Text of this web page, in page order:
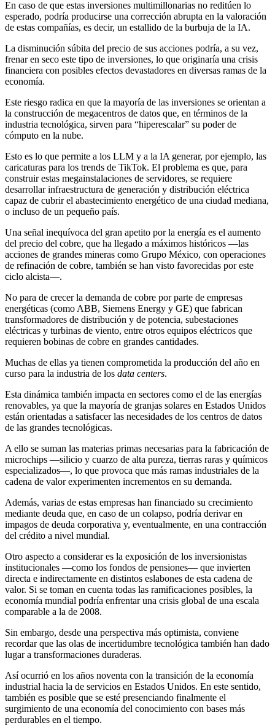
En caso de que estas inversiones multimillonarias no reditúen lo
esperado, podría producirse una corrección abrupta en la valoración
de estas compañías, es decir, un estallido de la burbuja de la IA.
La disminución súbita del precio de sus acciones podría, a su vez,
frenar en seco este tipo de inversiones, lo que originaría una crisis
financiera con posibles efectos devastadores en diversas ramas de la
economía.
Este riesgo radica en que la mayoría de las inversiones se orientan a
la construcción de megacentros de datos que, en términos de la
industria tecnológica, sirven para “hiperescalar” su poder de
cómputo en la nube.
Esto es lo que permite a los LLM y a la IA generar, por ejemplo, las
caricaturas para los trends de TikTok. El problema es que, para
construir estas megainstalaciones de servidores, se requiere
desarrollar infraestructura de generación y distribución eléctrica
capaz de cubrir el abastecimiento energético de una ciudad mediana,
o incluso de un pequeño país.
Una señal inequívoca del gran apetito por la energía es el aumento
del precio del cobre, que ha llegado a máximos históricos —las
acciones de grandes mineras como Grupo México, con operaciones
de refinación de cobre, también se han visto favorecidas por este
ciclo alcista—.
No para de crecer la demanda de cobre por parte de empresas
energéticas (como ABB, Siemens Energy y GE) que fabrican
transformadores de distribución y de potencia, subestaciones
eléctricas y turbinas de viento, entre otros equipos eléctricos que
requieren bobinas de cobre en grandes cantidades.
Muchas de ellas ya tienen comprometida la producción del año en
curso para la industria de los data centers.
Esta dinámica también impacta en sectores como el de las energías
renovables, ya que la mayoría de granjas solares en Estados Unidos
están orientadas a satisfacer las necesidades de los centros de datos
de las grandes tecnológicas.
A ello se suman las materias primas necesarias para la fabricación de
microchips —silicio y cuarzo de alta pureza, tierras raras y químicos
especializados—, lo que provoca que más ramas industriales de la
cadena de valor experimenten incrementos en su demanda.
Además, varias de estas empresas han financiado su crecimiento
mediante deuda que, en caso de un colapso, podría derivar en
impagos de deuda corporativa y, eventualmente, en una contracción
del crédito a nivel mundial.
Otro aspecto a considerar es la exposición de los inversionistas
institucionales —como los fondos de pensiones— que invierten
directa e indirectamente en distintos eslabones de esta cadena de
valor. Si se toman en cuenta todas las ramificaciones posibles, la
economía mundial podría enfrentar una crisis global de una escala
comparable a la de 2008.
Sin embargo, desde una perspectiva más optimista, conviene
recordar que las olas de incertidumbre tecnológica también han dado
lugar a transformaciones duraderas.
Así ocurrió en los años noventa con la transición de la economía
industrial hacia la de servicios en Estados Unidos. En este sentido,
también es posible que se esté presenciando finalmente el
surgimiento de una economía del conocimiento con bases más
perdurables en el tiempo.